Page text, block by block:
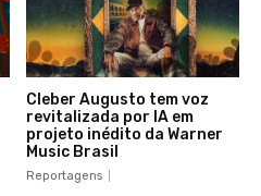
Cleber Augusto tem voz
revitalizada por IA em
projeto inédito da Warner
Music Brasil
Reportagens